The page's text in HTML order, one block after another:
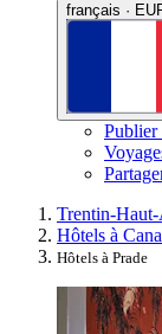
français ·
Publier
Trentin-
Hôtels à
Hôtels à Prade